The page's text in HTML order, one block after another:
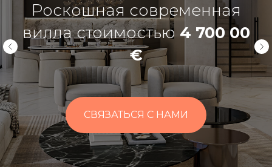
Роскошная современная
вилла стоимостью 4 700 00
€
СВЯЗАТЬСЯ С НАМИ